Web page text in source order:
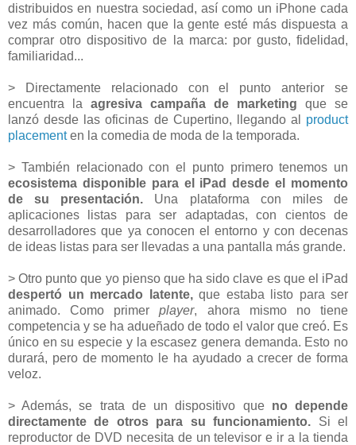
distribuidos en nuestra sociedad, así como un iPhone cada
vez más común, hacen que la gente esté más dispuesta a
comprar otro dispositivo de la marca: por gusto, fidelidad,
familiaridad...
> Directamente relacionado con el punto anterior se
encuentra la agresiva campaña de marketing que se
lanzó desde las oficinas de Cupertino, llegando al product
placementen la comedia de moda de la temporada.
> También relacionado con el punto primero tenemos un
ecosistema disponible para el iPad desde el momento
de su presentación. Una plataforma con miles de
aplicaciones listas para ser adaptadas, con cientos de
desarrolladores que ya conocen el entorno y con decenas
de ideas listas para ser llevadas a una pantalla más grande.
> Otro punto que yo pienso que ha sido clave es que el iPad
despertó un mercado latente,que estaba listo para ser
animado. Como primerplayer, ahora mismo no tiene
competencia y se ha adueñado de todo el valor que creó. Es
único en su especie y la escasez genera demanda. Esto no
durará, pero de momento le ha ayudado a crecer de forma
veloz.
> Además, se trata de un dispositivo que no depende
directamente de otros para su funcionamiento. Si el
reproductor de DVD necesita de un televisor e ir a la tienda